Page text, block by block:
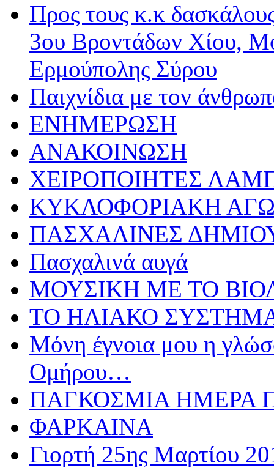
Προς τους κ.κ
3ου Βροντάδων Χίου,
Ερμούπολης Σύρου
Παιχνίδια με τον
ΕΝΗΜΕΡΩΣΗ
ΑΝΑΚΟΙΝΩΣΗ
ΧΕΙΡΟΠΟΙΗΤΕΣ
ΚΥΚΛΟΦΟΡΙΑΚΗ
ΠΑΣΧΑΛΙΝΕΣ
Πασχαλινά αυγά
ΜΟΥΣΙΚΗ ΜΕ ΤΟ
ΤΟ ΗΛΙΑΚΟ
Μόνη έγνοια μου η
Ομήρου…
ΠΑΓΚΟΣΜΙΑ ΗΜΕΡΑ
ΦΑΡΚΑΙΝΑ
Γιορτή 25ης Μαρτίου